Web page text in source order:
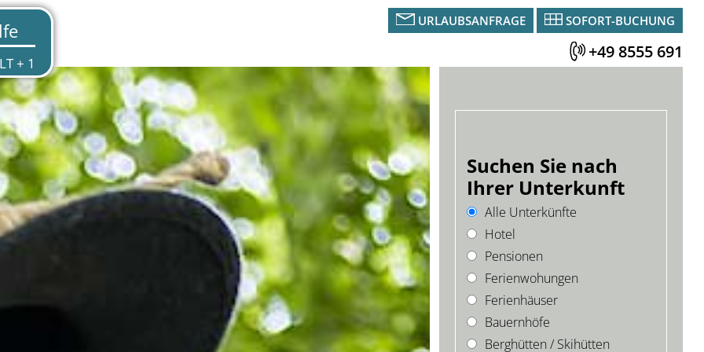
URLAUBSANFRAGE SOFORT-BUCHUNG
+49 8555 691
Suchen Sie nach
Ihrer Unterkunft
Alle Unterkünfte
Hotel
Pensionen
Ferienwohungen
Ferienhäuser
Bauernhöfe
Berghütten / Skihütten